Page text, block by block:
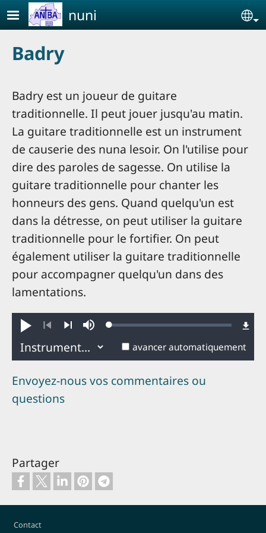
Aller au contenu principal
nuni
Badry
Badry est un joueur de guitare
traditionnelle. Il peut jouer jusqu'au matin.
La guitare traditionnelle est un instrument
de causerie des nuna lesoir. On l'utilise pour
dire des paroles de sagesse. On utilise la
guitare traditionnelle pour chanter les
honneurs des gens. Quand quelqu'un est
dans la détresse, on peut utiliser la guitare
traditionnelle pour le fortifier. On peut
également utiliser la guitare traditionnelle
pour accompagner quelqu'un dans des
lamentations.
Jouer SourdineLoaded:
avancer automatiquement
Envoyez-nous vos commentaires ou
questions
Partager
Pied de page
Contact